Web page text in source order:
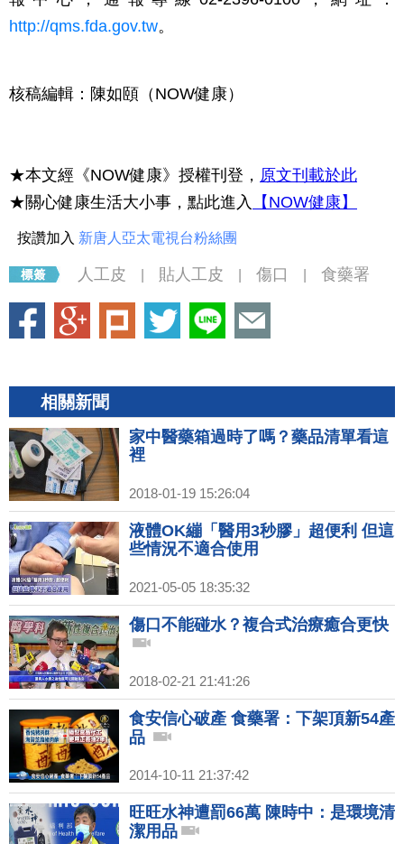
http://qms.fda.gov.tw。
核稿編輯：陳如頤 （NOW健康）
★本文經《NOW健康》授權刊登， 原文刊載於此
★關心健康生活大小事，點此進入
【NOW健康】
按讚加入 新唐人亞太電視台粉絲團
人工皮 貼人工皮 傷口 食藥署
相關新聞
家中醫藥箱過時了嗎？藥品清單看這
裡
2018-01-19 15:26:04
液體OK繃「醫用3秒膠」超便利 但這
些情況不適合使用
2021-05-05 18:35:32
傷口不能碰水？複合式治療癒合更快
2018-02-21 21:41:26
食安信心破產 食藥署：下架頂新54產
品
2014-10-11 21:37:42
旺旺水神遭罰66萬 陳時中：是環境清
潔用品